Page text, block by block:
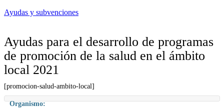
Ayudas y subvenciones
Ayudas para el desarrollo de programas
de promoción de la salud en el ámbito
local 2021
[promocion-salud-ambito-local]
Organismo: